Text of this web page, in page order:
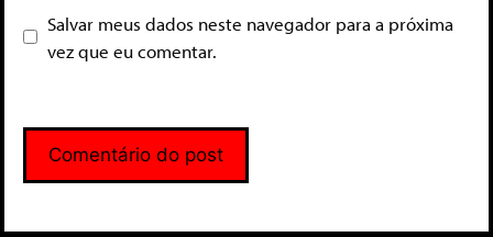
Salvar meus dados neste navegador para a próxima
vez que eu comentar.